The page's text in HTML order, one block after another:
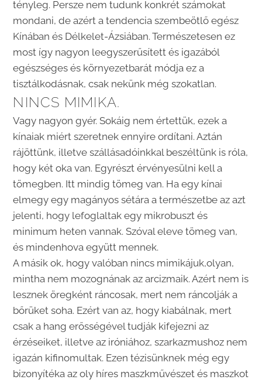
tényleg. Persze nem tudunk konkrét számokat
mondani, de azért a tendencia szembeötlő egész
Kínában és Délkelet-Ázsiában. Természetesen ez
most így nagyon leegyszerűsített és igazából
egészséges és környezetbarát módja ez a
tisztálkodásnak, csak nekünk még szokatlan.
NINCS MIMIKA.
Vagy nagyon gyér. Sokáig nem értettük, ezek a
kínaiak miért szeretnek ennyire ordítani. Aztán
rájöttünk, illetve szállásadóinkkal beszéltünk is róla,
hogy két oka van. Egyrészt érvényesülni kell a
tömegben. Itt mindig tömeg van. Ha egy kínai
elmegy egy magányos sétára a természetbe az azt
jelenti, hogy lefoglaltak egy mikrobuszt és
minimum heten vannak. Szóval eleve tömeg van,
és mindenhova együtt mennek.
A másik ok, hogy valóban nincs mimikájuk,olyan,
mintha nem mozognának az arcizmaik. Azért nem is
lesznek öregként ráncosak, mert nem ráncolják a
bőrüket soha. Ezért van az, hogy kiabálnak, mert
csak a hang erősségével tudják kifejezni az
érzéseiket, illetve az iróniához, szarkazmushoz nem
igazán kifinomultak. Ezen tézisünknek még egy
bizonyítéka az oly híres maszkművészet és maszkot